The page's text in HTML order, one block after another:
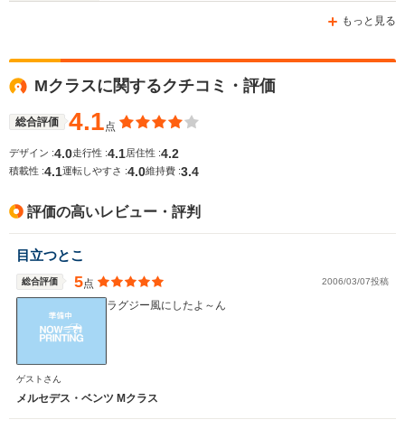
WLTCモード
燃費
もっと見る
Mクラスに関するクチコミ・評価
総合評価 4.1点
デザイン :4.0走行性 :4.1 居住性 :4.2
積載性 :4.1運転しやすさ :4.0維持費 :3.4
評価の高いレビュー・評判
目立つとこ
総合評価 5点 2006/03/07投稿
ラグジー風にしたよ～ん
ゲストさん
メルセデス・ベンツ Mクラス